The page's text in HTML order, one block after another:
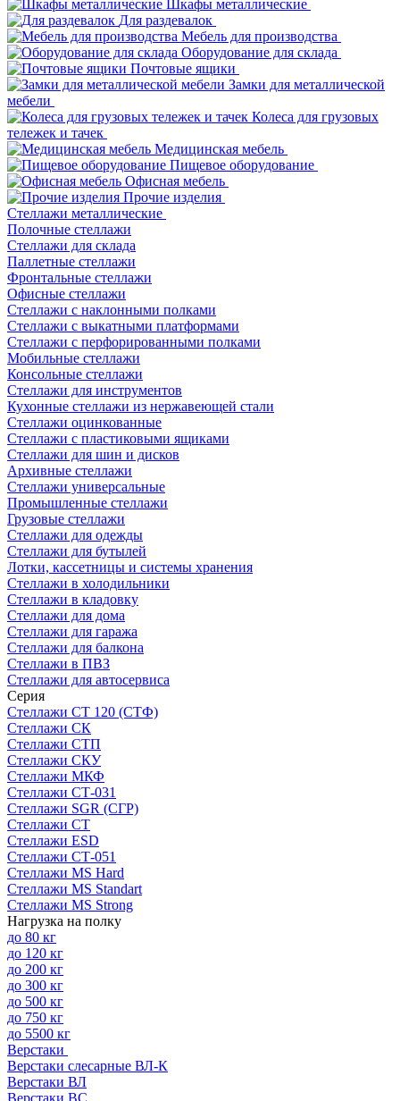
Шкафы металлические
Для раздевалок
Мебель для производства
Оборудование для склада
Почтовые ящики
Замки для металлической
мебели
Колеса для грузовых
тележек и тачек
Медицинская мебель
Пищевое оборудование
Офисная мебель
Прочие изделия
Стеллажи металлические
Полочные стеллажи
Стеллажи для склада
Паллетные стеллажи
Фронтальные стеллажи
Офисные стеллажи
Стеллажи с наклонными полками
Стеллажи с выкатными платформами
Стеллажи с перфорированными полками
Мобильные стеллажи
Консольные стеллажи
Стеллажи для инструментов
Кухонные стеллажи из нержавеющей стали
Стеллажи оцинкованные
Стеллажи с пластиковыми ящиками
Стеллажи для шин и дисков
Архивные стеллажи
Стеллажи универсальные
Промышленные стеллажи
Грузовые стеллажи
Стеллажи для одежды
Стеллажи для бутылей
Лотки, кассетницы и системы хранения
Стеллажи в холодильники
Стеллажи в кладовку
Стеллажи для дома
Стеллажи для гаража
Стеллажи для балкона
Стеллажи в ПВЗ
Стеллажи для автосервиса
Серия
Стеллажи СТ 120 (СТФ)
Стеллажи СК
Стеллажи СТП
Стеллажи СКУ
Стеллажи МКФ
Стеллажи СТ-031
Стеллажи SGR (СГР)
Стеллажи СТ
Стеллажи ESD
Стеллажи СТ-051
Стеллажи MS Hard
Стеллажи MS Standart
Стеллажи MS Strong
Нагрузка на полку
до 80 кг
до 120 кг
до 200 кг
до 300 кг
до 500 кг
до 750 кг
до 5500 кг
Верстаки
Верстаки слесарные ВЛ-К
Верстаки ВЛ
Верстаки ВС